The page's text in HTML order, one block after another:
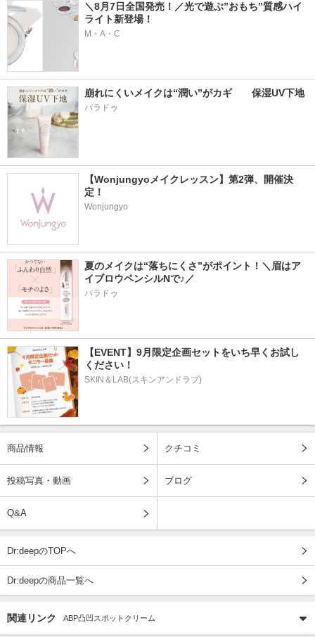
＼8月7日全国発売！／光で遊ぶ”おもち”質感ハイ
ライト新登場！
M・A・C
崩れにくいメイクは“潤い”がカギ　　保湿UV下地
パラドゥ
【Wonjungyoメイクレッスン】第2弾、開催決
定！
Wonjungyo
夏のメイクは“落ちにくさ”がポイント！＼眉はア
イブロウペンシルNで♪／
パラドゥ
【EVENT】9月限定企画セットをいち早くお試し
ください！
SKIN＆LAB(スキンアンドラブ)
商品情報 クチコミ
投稿写真・動画 ブログ
Q&A
Dr:deepのTOPへ
Dr:deepの商品一覧へ
関連リンク ABP凸凹スポットクリーム